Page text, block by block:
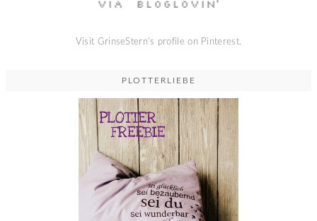
Visit GrinseStern's profile on Pinterest.
PLOTTERLIEBE